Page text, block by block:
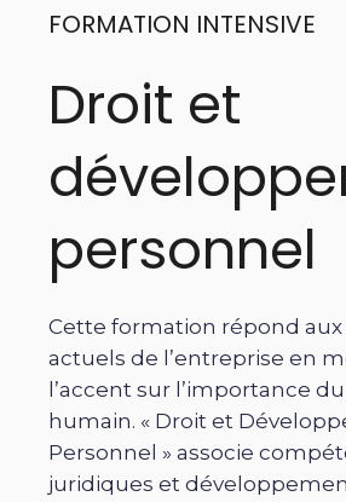
FORMATION INTENSIVE
Droit et
personnel
Cette formation répond
actuels de l’entreprise en
l’accent sur l’importance
humain. « Droit et
Personnel » associe
juridiques et